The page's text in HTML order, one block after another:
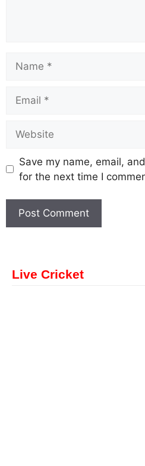
Save my name, email,
for the next time I
Live Cricket